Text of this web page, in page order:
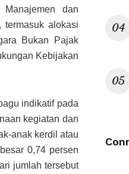
dan
termasuk alokasi
Bukan Pajak
Kebijakan
indikatif pada
kegiatan dan
anak kerdil atau
0,74 persen
jumlah tersebut